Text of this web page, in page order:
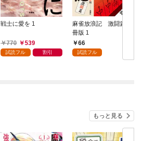
戦士に愛を 1
770 539
試読フル 割引
麻雀放浪記 激闘篇 分
冊版 1
66
試読フル
もっと見る